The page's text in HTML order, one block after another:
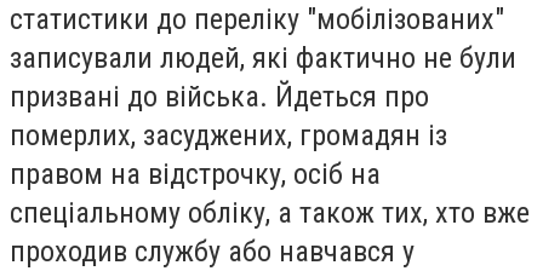
статистики до переліку "мобілізованих"
записували людей, які фактично не були
призвані до війська. Йдеться про
померлих, засуджених, громадян із
правом на відстрочку, осіб на
спеціальному обліку, а також тих, хто вже
проходив службу або навчався у